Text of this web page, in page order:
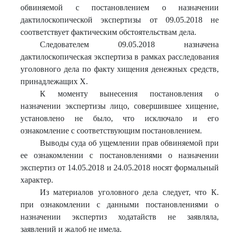
обвиняемой с постановлением о назначении
дактилоскопической экспертизы от 09.05.2018 не
соответствует фактическим обстоятельствам дела.
Следователем 09.05.2018 назначена
дактилоскопическая экспертиза в рамках расследования
уголовного дела по факту хищения денежных средств,
принадлежащих Х.
К моменту вынесения постановления о
назначении экспертизы лицо, совершившее хищение,
установлено не было, что исключало и его
ознакомление с соответствующим постановлением.
Выводы суда об ущемлении прав обвиняемой при
ее ознакомлении с постановлениями о назначении
экспертиз от 14.05.2018 и 24.05.2018 носят формальный
характер.
Из материалов уголовного дела следует, что К.
при ознакомлении с данными постановлениями о
назначении экспертиз ходатайств не заявляла,
заявлений и жалоб не имела.